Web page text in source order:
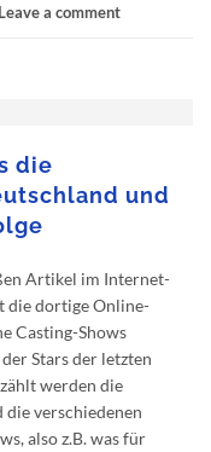
Leave a comment
die
und
Artikel im Internet-
die dortige Online-
Casting-Shows
Stars der letzten
werden die
verschiedenen
also z.B. was für